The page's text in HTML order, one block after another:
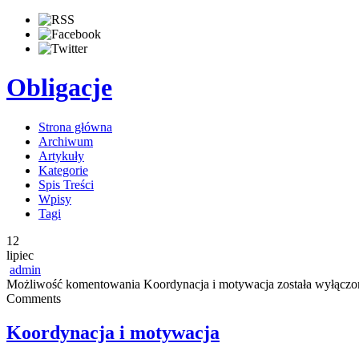
Obligacje
Strona główna
Archiwum
Artykuły
Kategorie
Spis Treści
Wpisy
Tagi
12
lipiec
admin
Możliwość komentowania Koordynacja i motywacja została
Comments
Koordynacja i motywacja